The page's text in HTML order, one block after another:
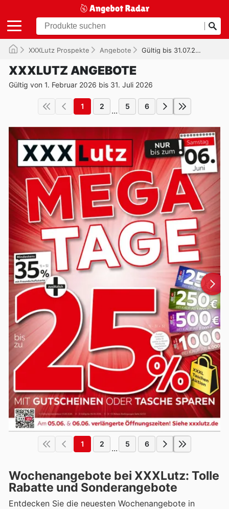
XXXLutz Prospekte Angebote Gültig bis 31.07.2026
XXXLUTZ ANGEBOTE
Gültig von 1. Februar 2026 bis 31. Juli 2026
1 2 ... 5 6
1 2 ... 5 6
Wochenangebote bei XXXLutz: Tolle
Rabatte und Sonderangebote
Entdecken Sie die neuesten Wochenangebote in